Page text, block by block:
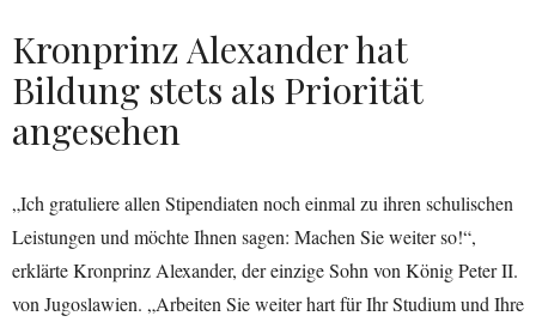
Kronprinz Alexander hat
Bildung stets als Priorität
angesehen
„Ich gratuliere allen Stipendiaten noch einmal zu ihren schulischen
Leistungen und möchte Ihnen sagen: Machen Sie weiter so!“,
erklärte Kronprinz Alexander, der einzige Sohn von König Peter II.
von Jugoslawien. „Arbeiten Sie weiter hart für Ihr Studium und Ihre